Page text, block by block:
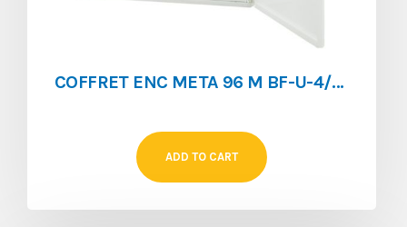
COFFRET ENC META 96 M BF-U-4/96-C
ADD TO CART